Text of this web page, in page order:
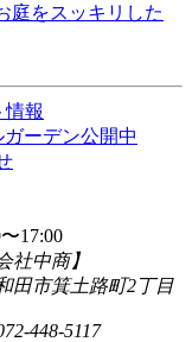
庭をスッキリした
17:00
社中商】
田市箕土路町2丁目
448-5117